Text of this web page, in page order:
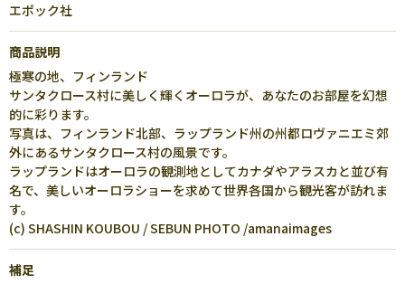
エポック社
商品説明
極寒の地、フィンランド
サンタクロース村に美しく輝くオーロラが、あなたのお部屋を幻想
的に彩ります。
写真は、フィンランド北部、ラップランド州の州都ロヴァニエミ郊
外にあるサンタクロース村の風景です。
ラップランドはオーロラの観測地としてカナダやアラスカと並び有
名で、美しいオーロラショーを求めて世界各国から観光客が訪れま
す。
(c) SHASHIN KOUBOU / SEBUN PHOTO /amanaimages
補足